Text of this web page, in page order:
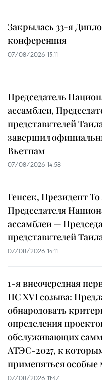
Закрылась 33-я
конференция
07/08/2026 15:11
Председатель
ассамблеи,
представителей
завершил
Вьетнам
07/08/2026 14:58
Генсек, Президент
Председателя
ассамблеи —
представителей
07/08/2026 14:11
1-я внеочередная
НС XVI созыва:
обнародовать
определения
обслуживающих
АТЭС-2027, к
применяться особые
07/08/2026 11:47